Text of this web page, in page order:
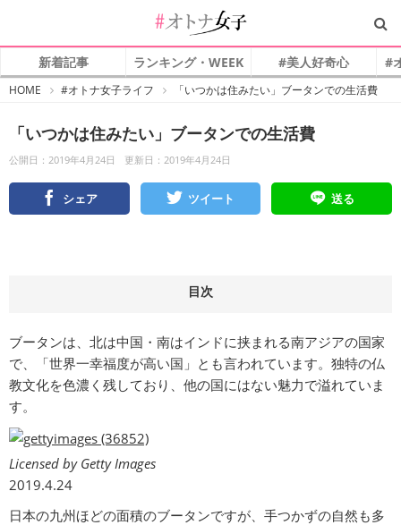
新着記事 ランキング・WEEK #美人好奇心 #
HOME
女
子
#オトナ女子ライフ 「いつかは住みたい」ブータンでの生活費
「いつかは住みたい」ブータンでの生活費
公開日：2019年4月24日 更新日：2019年4月24日
シェア ツイート 送る
目次
ブータンは、北は中国・南はインドに挟まれる南アジアの国家
で、「世界一幸福度が高い国」とも言われています。独特の仏
教文化を色濃く残しており、他の国にはない魅力で溢れていま
す。
Licensed by Getty Images
2019.4.24
日本の九州ほどの面積のブータンですが、手つかずの自然も多